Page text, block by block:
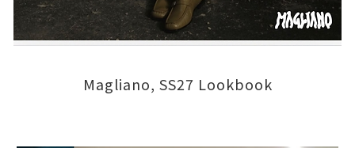
Magliano, SS27 Lookbook